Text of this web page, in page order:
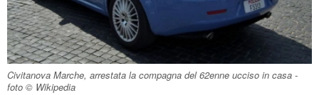
Civitanova Marche, arrestata la compagna del 62enne ucciso in casa -
foto © Wikipedia